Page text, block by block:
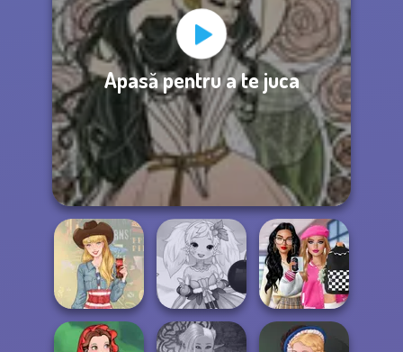
Apasă pentru a te juca